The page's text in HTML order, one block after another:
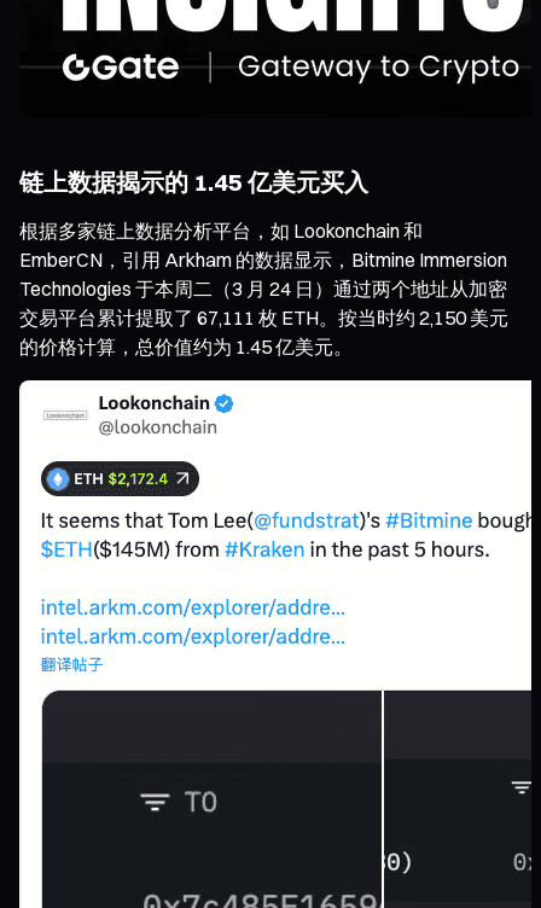
链上数据揭示的 1.45 亿美元买入
根据多家链上数据分析平台，如 Lookonchain 和
EmberCN，引用 Arkham 的数据显示，Bitmine Immersion
Technologies 于本周二（3 月 24 日）通过两个地址从加密
交易平台累计提取了 67,111 枚 ETH。按当时约 2,150 美元
的价格计算，总价值约为 1.45 亿美元。